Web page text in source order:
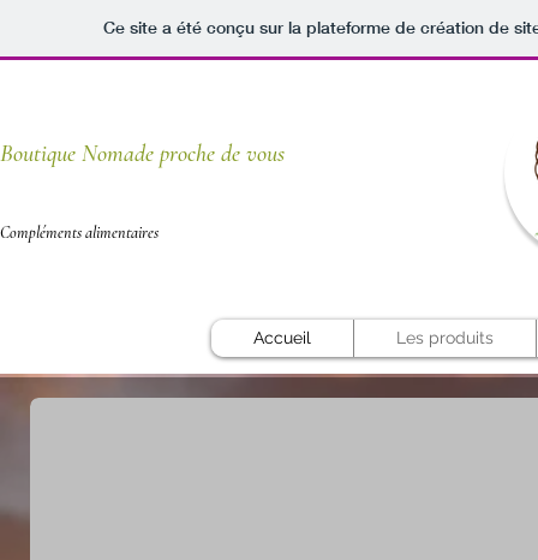
Ce site a été conçu sur la plateforme de création de
Boutique Nomade proche de vous
Compléments alimentaires
Accueil Les produits